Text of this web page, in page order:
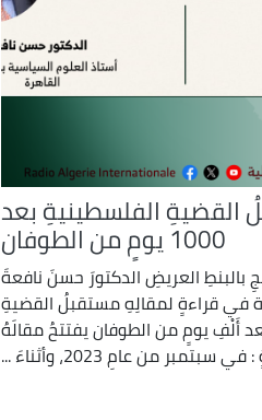
القضيةِ الفلسطينيةِ بعد
1000 يومٍ من الطوفان
بالبنطِ العريضِ الدكتورَ حسنَ نافعةَ
في قراءةٍ لمقالِهِ مستقبلُ القضيةِ
أَلْفِ يومٍ من الطوفان يفتتحُ مقالَهُ
سبتمبر من عامِ 2023، وأثناءَ ...